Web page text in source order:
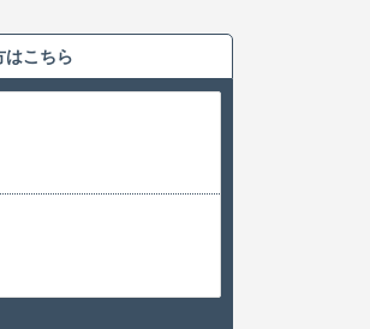
はこちら